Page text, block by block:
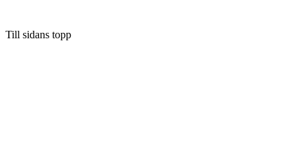
Till sidans topp